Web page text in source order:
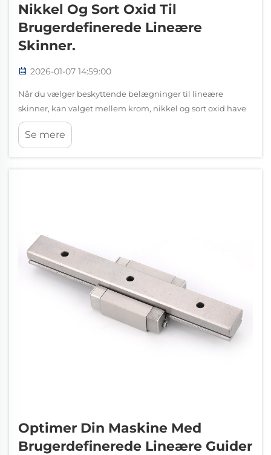
Nikkel Og Sort Oxid Til
Brugerdefinerede Lineære
Skinner.
2026-01-07 14:59:00
Når du vælger beskyttende belægninger til lineære
skinner, kan valget mellem krom, nikkel og sort oxid have
betydelig indflydelse på ydeevnen, levetiden og
omkostningseffektiviteten af dit lineære
Se mere
Optimer Din Maskine Med
Brugerdefinerede Lineære Guider